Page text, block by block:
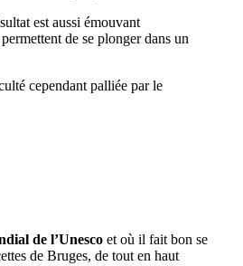
est aussi émouvant
de se plonger dans un
cependant palliée par le
de l’Unescoet où il fait bon se
de Bruges, de tout en haut